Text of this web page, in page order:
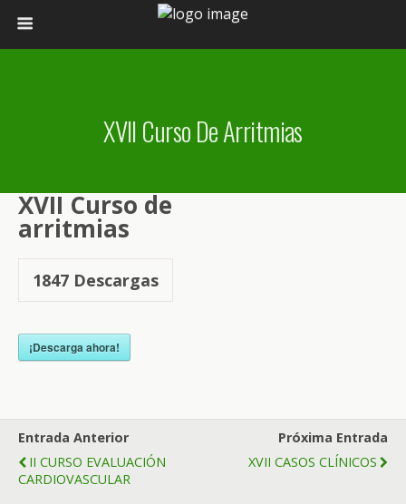
XVII Curso De Arritmias
XVII Curso de
arritmias
1847 Descargas
¡Descarga ahora!
Entrada Anterior
II CURSO EVALUACIÓN
CARDIOVASCULAR
Próxima Entrada
XVII CASOS CLÍNICOS